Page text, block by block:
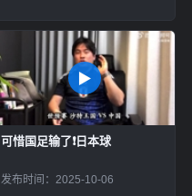
可惜国足输了❗️日本球
发布时间：2025-10-06